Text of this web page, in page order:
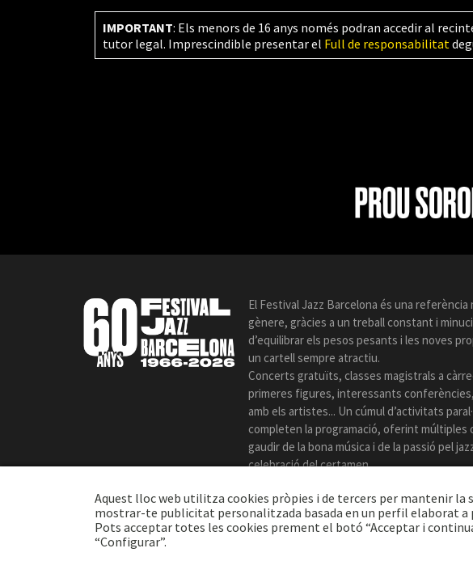
IMPORTANT: Els menors de 16 anys només podran accedir al
tutor legal. Imprescindible presentar el Full de responsabilitat
El Festival Jazz Barcelona és una referència
gènere, gràcies a un treball constant i
d’equilibrar els pesos pesants i les noves
un cartell sempre atractiu.
Concerts gratuïts, classes magistrals a
primeres figures, interessants
amb els artistes... Un cúmul d’activitats
completen la programació, oferint múltiples
gaudir de la bona música i de la passió pel
celebració del certamen.
Aquest lloc web utilitza cookies pròpies i de tercers per mantenir la
mostrar-te publicitat personalitzada basada en un perfil elaborat a
Pots acceptar totes les cookies prement el botó “Acceptar i
“Configurar”.